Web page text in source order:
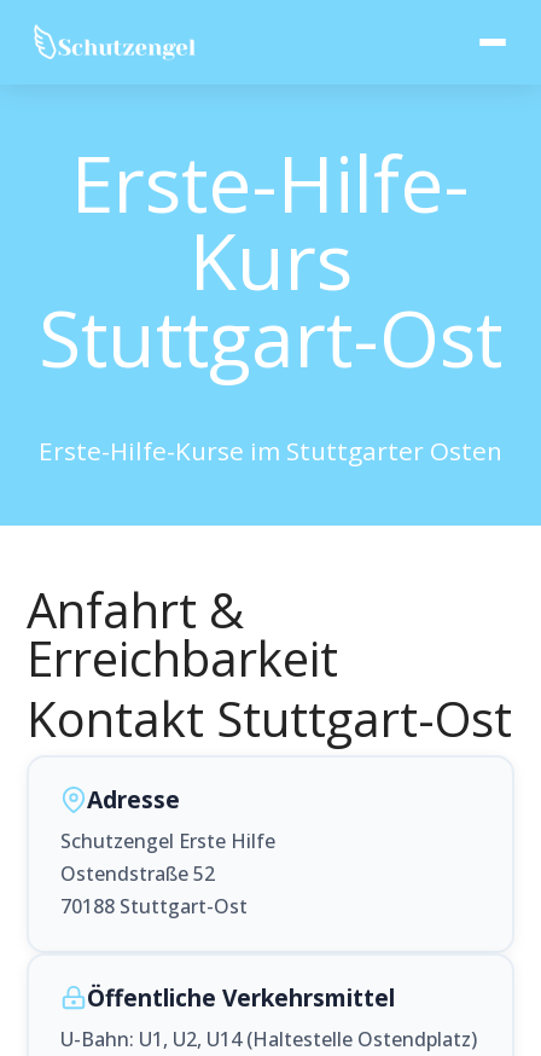
Erste-Hilfe-
Kurs
Stuttgart-Ost
Erste-Hilfe-Kurse im Stuttgarter Osten
Anfahrt &
Erreichbarkeit
Kontakt Stuttgart-Ost
Adresse
Schutzengel Erste Hilfe
Ostendstraße 52
70188 Stuttgart-Ost
Öffentliche Verkehrsmittel
U-Bahn: U1, U2, U14 (Haltestelle Ostendplatz)